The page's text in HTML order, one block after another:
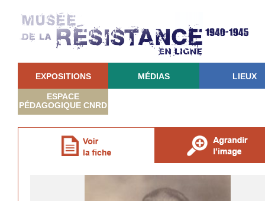
EXPOSITIONS MÉDIAS LIEUX
ESPACE
PÉDAGOGIQUE CNRD